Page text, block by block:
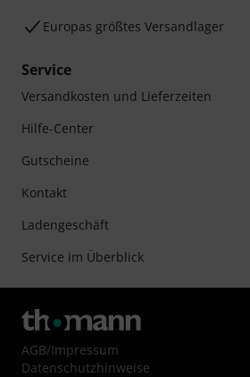
Europas größtes Versandlager
Service
Versandkosten und Lieferzeiten
Hilfe-Center
Gutscheine
Kontakt
Ladengeschäft
Service im Überblick
AGB/Impressum
Datenschutzhinweise